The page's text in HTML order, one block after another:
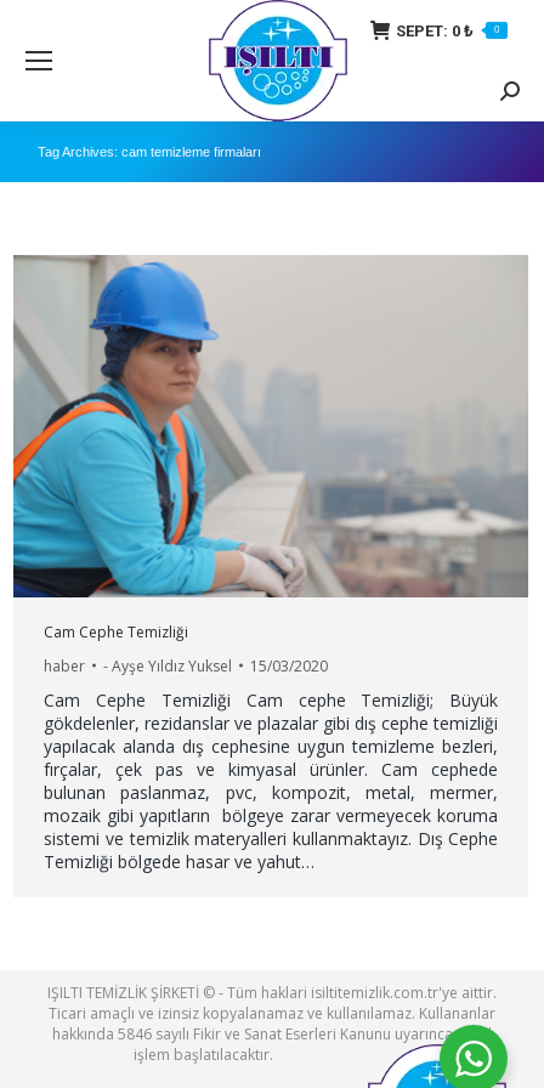
SEPET: 0 ₺ 0
Tag Archives:cam temizleme firmaları
Cam Cephe Temizliği
haber
-Ayşe Yıldız Yuksel 15/03/2020
Cam Cephe Temizliği Cam cephe Temizliği; Büyük
gökdelenler, rezidanslar ve plazalar gibi dış cephe temizliği
yapılacak alanda dış cephesine uygun temizleme bezleri,
fırçalar, çek pas ve kimyasal ürünler. Cam cephede
bulunan paslanmaz, pvc, kompozit, metal, mermer,
mozaik gibi yapıtların bölgeye zarar vermeyecek koruma
sistemi ve temizlik materyalleri kullanmaktayız. Dış Cephe
Temizliği bölgede hasar ve yahut…
IŞILTI TEMİZLİK ŞİRKETİ © - Tüm haklari isiltitemizlik.com.tr'ye aittir.
Ticari amaçlı ve izinsiz kopyalanamaz ve kullanılamaz. Kullananlar
hakkında 5846 sayılı Fikir ve Sanat Eserleri Kanunu uyarınca yasal
işlem başlatılacaktır.